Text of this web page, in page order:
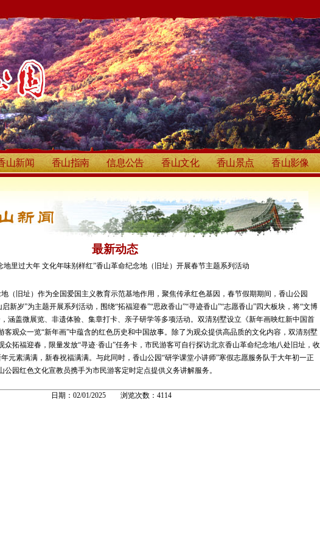
山新闻 香山指南 信息公告 香山文化 香山景点 香山影像
最新动态
地里过大年 文化年味别样红”香山革命纪念地（旧址）开展春节主题系列活动
（旧址）作为全国爱国主义教育示范基地作用，聚焦传承红色基因，春节假期期间，香山公园
新岁”为主题开展系列活动，围绕“拓福迎春”“思政香山”“寻迹香山”“志愿香山”四大板块，将“文博
涵盖微展览、非遗体验、集章打卡、亲子研学等多项活动。双清别墅设立《新年画映红新中国首
客观众一览“新年画”中蕴含的红色历史和中国故事。除了为观众提供高品质的文化内容，双清别墅
众拓福迎春，限量发放“寻迹·香山”任务卡，市民游客可自行探访北京香山革命纪念地八处旧址，收
元素满满，新春祝福满满。与此同时，香山公园“研学课堂小讲师”寒假志愿服务队于大年初一正
公园红色文化宣教员携手为市民游客定时定点提供义务讲解服务。
日期：02/01/2025 浏览次数：4114